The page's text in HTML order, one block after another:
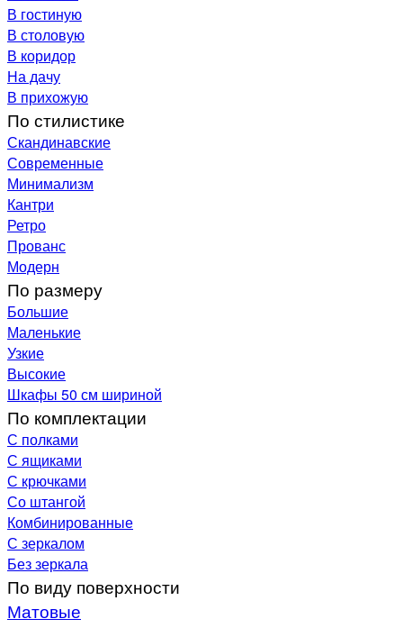
В гостиную
В столовую
В коридор
На дачу
В прихожую
По стилистике
Скандинавские
Современные
Минимализм
Кантри
Ретро
Прованс
Модерн
По размеру
Большие
Маленькие
Узкие
Высокие
Шкафы 50 см шириной
По комплектации
С полками
С ящиками
С крючками
Со штангой
Комбинированные
С зеркалом
Без зеркала
По виду поверхности
Матовые